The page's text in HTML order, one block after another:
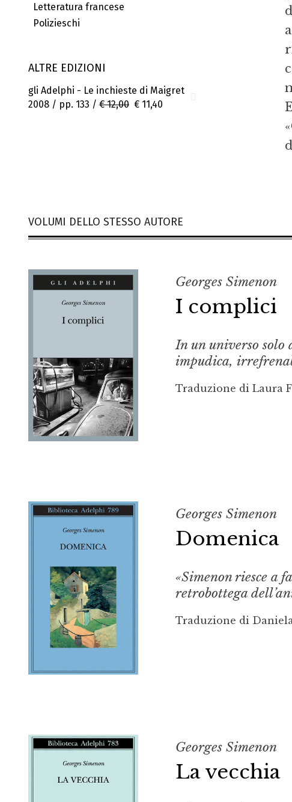
Letteratura francese
Polizieschi
ALTRE EDIZIONI
gli Adelphi - Le inchieste di Maigret
2008 / pp. 133 / € 12,00 € 11,40
VOLUMI DELLO STESSO AUTORE
Georges Simenon
I complici
In un universo solo
impudica,
Traduzione di Laura
Georges Simenon
Domenica
«Simenon riesce a
retrobottega
Traduzione di
Georges Simenon
La vecchia